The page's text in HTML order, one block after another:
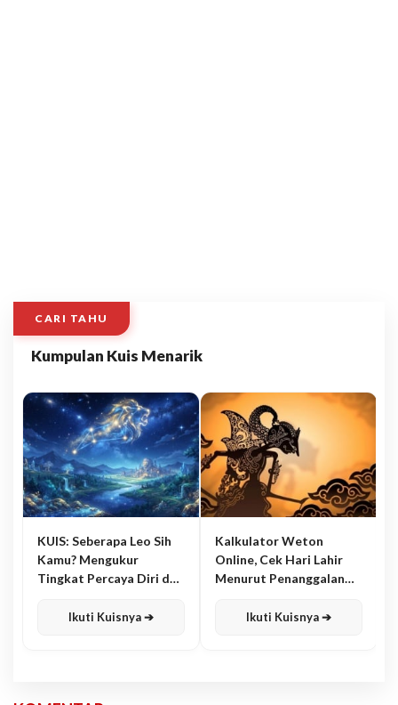
CARI TAHU
Kumpulan Kuis Menarik
KUIS: Seberapa Leo Sih
Kamu? Mengukur
Tingkat Percaya Diri dan
Ikuti Kuisnya ➔
Kalkulator Weton
Online, Cek Hari Lahir
Menurut Penanggalan
Ikuti Kuisnya ➔